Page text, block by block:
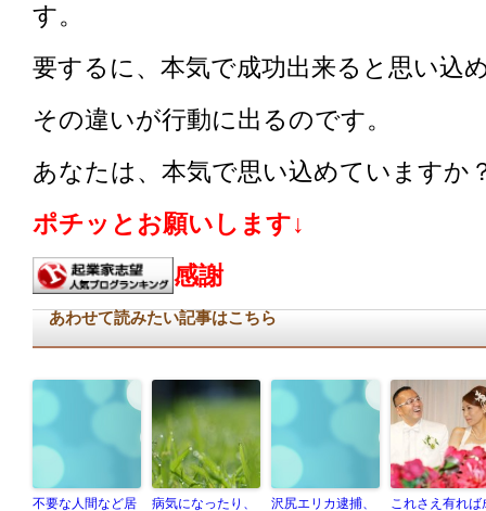
す。
要するに、本気で成功出来ると思い込
その違いが行動に出るのです。
あなたは、本気で思い込めていますか
ポチッとお願いします↓
感謝
あわせて読みたい記事はこちら
不要な人間など居
病気になったり、
沢尻エリカ逮捕、
これさえ有れば